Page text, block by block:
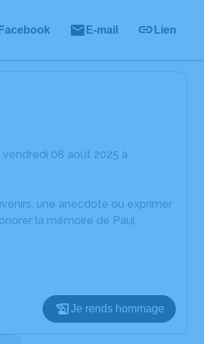
Facebook E-mail Lien
08 août 2025 à
une anecdote ou exprimer
la mémoire de Paul
Je rends hommage